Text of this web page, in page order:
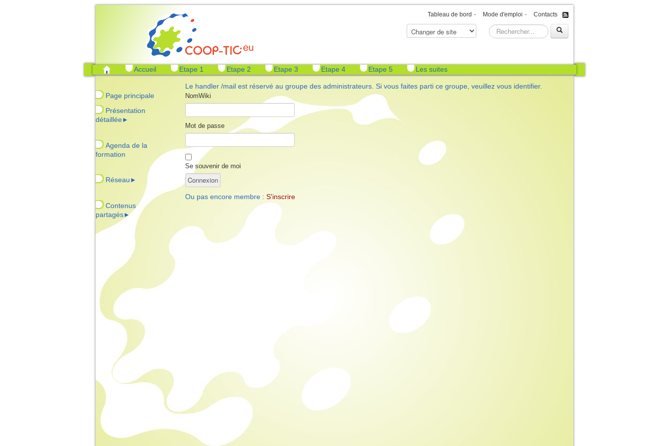
Tableau de bord - Mode d'emploi - Contacts
Accueil Etape 1 Etape 2 Etape 3 Etape 4 Etape 5 Les suites
Page principale
Présentation
détaillée►
Agenda de la
formation
Réseau ►
Contenus
partagés►
Le handler /mail est réservé au groupe des administrateurs. Si vous faites parti ce groupe, veuillez vous identifier.
NomWiki
Mot de passe
Se souvenir de moi
Ou pas encore membre : S'inscrire